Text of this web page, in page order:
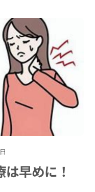
は早めに！